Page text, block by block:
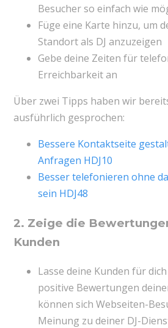
Besucher so einfach wie
Füge eine Karte hinzu, um
Standort als DJ anzuzeigen
Gebe deine Zeiten für
Erreichbarkeit an
Über zwei Tipps haben wir
ausführlich gesprochen:
Bessere Kontaktseite
Anfragen HDJ10
Besser telefonieren ohne
sein HDJ48
2. Zeige die
Kunden
Lasse deine Kunden für
positive Bewertungen
können sich Webseiten-
Meinung zu deiner DJ-